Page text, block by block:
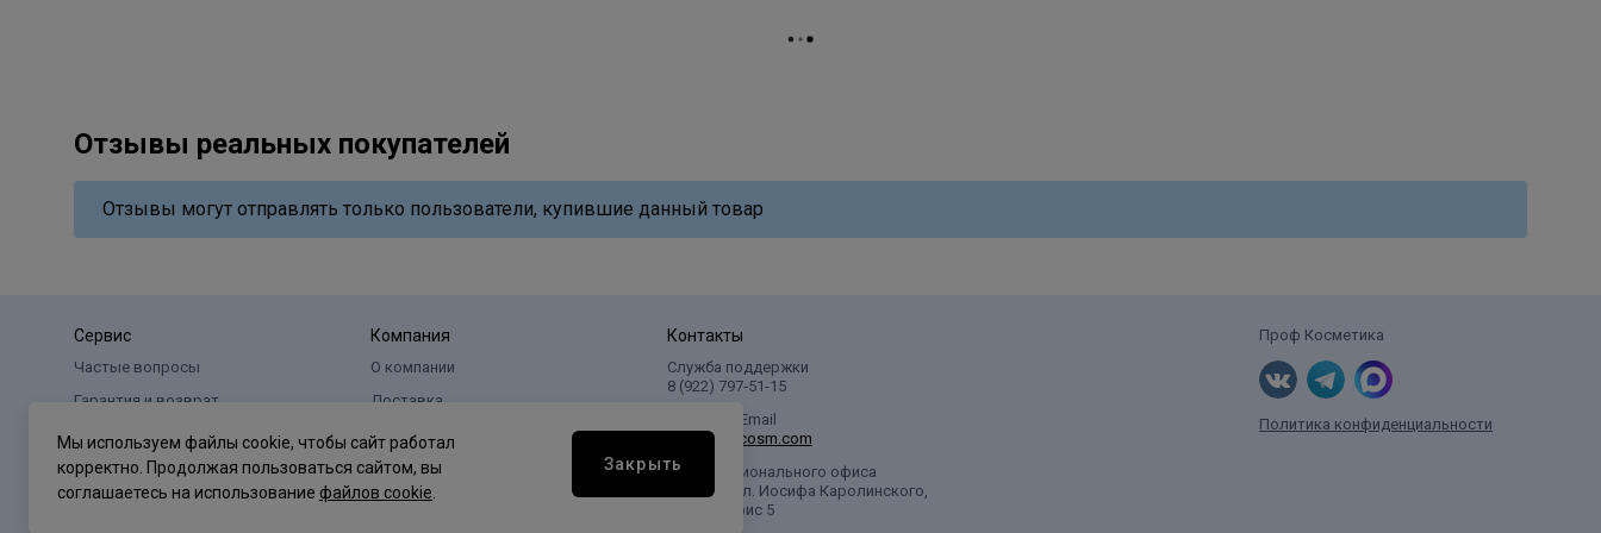
Отзывы реальных покупателей
Отзывы могут отправлять только пользователи, купившие данный товар
Сервис
Частые вопросы
Гарантия и возврат
Компания
О компании
Доставка
Реквизиты
Контакты
Служба поддержки
8 (922) 797‑51-15
Написать Email
info@profcosm.com
Адрес регионального офиса
г. Сургут, ул. Иосифа Каролинского,
дом 10, офис 5
Проф Косметика
Политика конфиденциальности
Мы используем файлы cookie, чтобы сайт работал
корректно. Продолжая пользоваться сайтом, вы
соглашаетесь на использование файлов cookie
Закрыть